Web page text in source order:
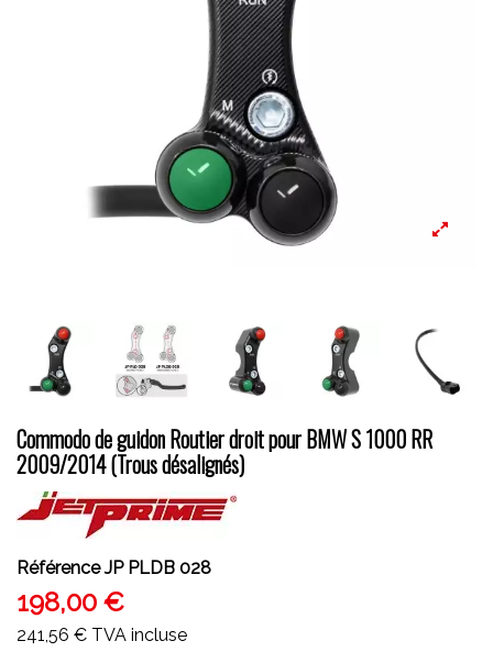
Commodo de guidon Routier droit pour BMW S 1000 RR
2009/2014 (Trous désalignés)
Référence JP PLDB 028
198,00 €
241,56 € TVA incluse